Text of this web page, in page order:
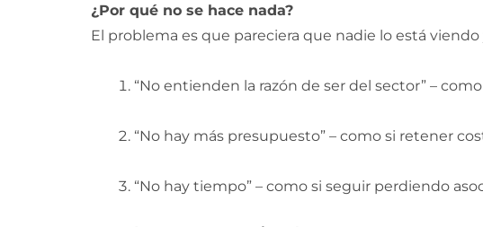
¿Por qué no se hace nada?
El problema es que pareciera que nadie lo está
“No entienden la razón de ser del sector” –
“No hay más presupuesto” – como si retener
“No hay tiempo” – como si seguir perdiendo